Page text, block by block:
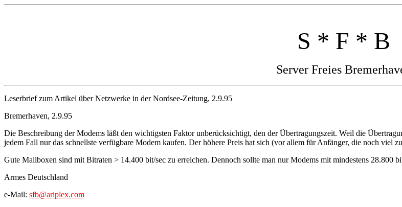
S * F * B
Server Freies
Leserbrief zum Artikel über Netzwerke in der Nordsee-Zeitung, 2.9.95
Bremerhaven, 2.9.95
Die Beschreibung der Modems läßt den wichtigsten Faktor unberücksichtigt, den der Übertragungszeit. Weil die
jedem Fall nur das schnellste verfügbare Modem kaufen. Der höhere Preis hat sich (vor allem für Anfänger, die noch viel
Gute Mailboxen sind mit Bitraten > 14.400 bit/sec zu erreichen. Dennoch sollte man nur Modems mit mindestens 28.800
Armes Deutschland
e-Mail: sfb@ariplex.com